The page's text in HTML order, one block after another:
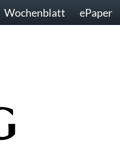
Wochenblatt ePaper